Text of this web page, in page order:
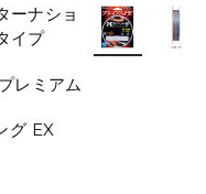
ーナショ
イプ
レミアム
グ EX